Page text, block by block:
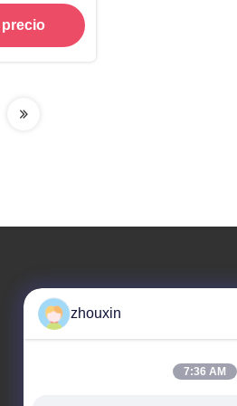
aleación
croma
Nuestra dirección
Dirección
ZONA INDUSTRIAL DEL
SONGWEI (N.) SONGJIANG,
zhouxin
7:36 AM